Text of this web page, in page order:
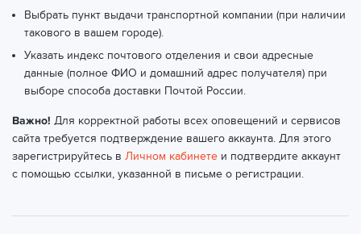
Выбрать пункт выдачи транспортной компании (при наличии
такового в вашем городе).
Указать индекс почтового отделения и свои адресные
данные (полное ФИО и домашний адрес получателя) при
выборе способа доставки Почтой России.
Важно! Для корректной работы всех оповещений и сервисов
сайта требуется подтверждение вашего аккаунта. Для этого
зарегистрируйтесь в Личном кабинете и подтвердите аккаунт
с помощью ссылки, указанной в письме о регистрации.